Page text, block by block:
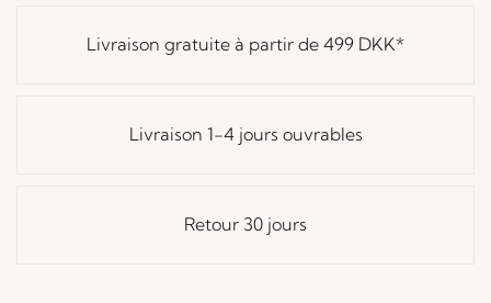
Livraison gratuite à partir de 499 DKK*
Livraison 1-4 jours ouvrables
Retour 30 jours